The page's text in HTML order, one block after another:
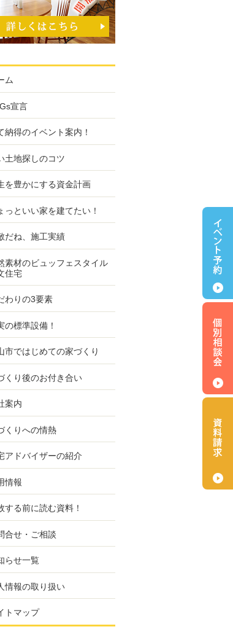
ム
宣言
納得のイベント案内！
土地探しのコツ
を豊かにする資金計画
っといい家を建てたい！
だね、施工実績
素材のビュッフェスタイル
住宅
わりの3要素
の標準設備！
市ではじめての家づくり
くり後のお付き合い
案内
くりへの情熱
アドバイザーの紹介
情報
する前に読む資料！
合せ・ご相談
らせ一覧
情報の取り扱い
トマップ